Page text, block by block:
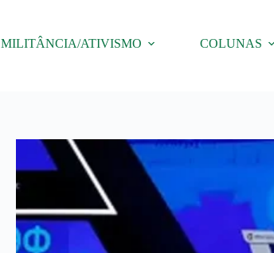
MILITÂNCIA/ATIVISMO COLUNAS